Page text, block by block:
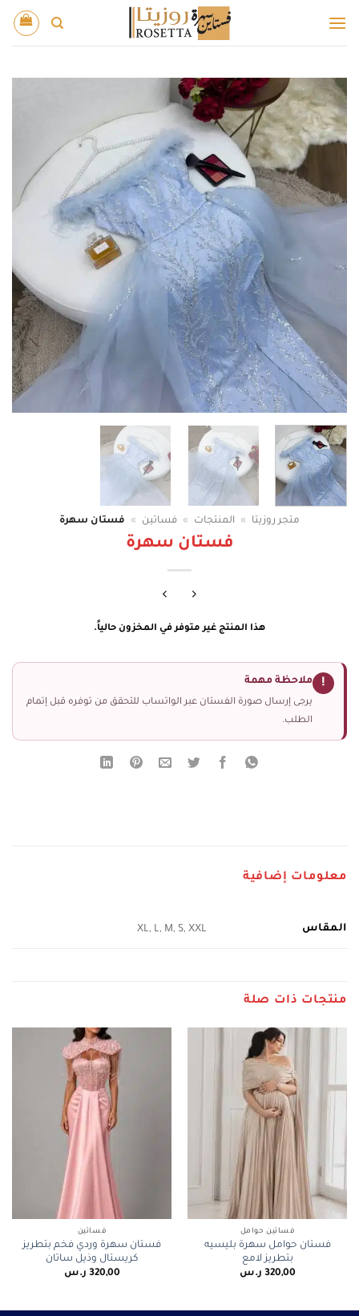
للمحتوى
متجر روزيتا » المنتجات » فساتين » فستان سهرة
فستان سهرة
هذا المنتج غير متوفر في المخزون حالياً.
! ملاحظة مهمة
يرجى إرسال صورة الفستان عبر الواتساب للتحقق من توفره قبل إتمام
الطلب.
معلومات إضافية
المقاس XL, L, M, S, XXL
منتجات ذات صلة
فساتين حوامل
فستان حوامل سهرة بليسيه
بتطريز لامع
320,00 ر.س
فساتين
فستان سهرة وردي فخم بتطريز
كريستال وذيل ساتان
320,00 ر.س